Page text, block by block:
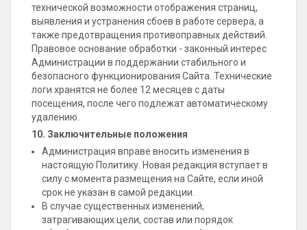
технической возможности отображения страниц,
выявления и устранения сбоев в работе сервера, а
также предотвращения противоправных действий.
Правовое основание обработки - законный интерес
Администрации в поддержании стабильного и
безопасного функционирования Сайта. Технические
логи хранятся не более 12 месяцев с даты
посещения, после чего подлежат автоматическому
удалению.
10. Заключительные положения
Администрация вправе вносить изменения в
настоящую Политику. Новая редакция вступает в
силу с момента размещения на Сайте, если иной
срок не указан в самой редакции.
В случае существенных изменений,
затрагивающих цели, состав или порядок